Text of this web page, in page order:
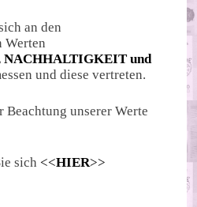
an den
Werten
und
und diese vertreten.
Beachtung unserer Werte
sich <<HIER>>